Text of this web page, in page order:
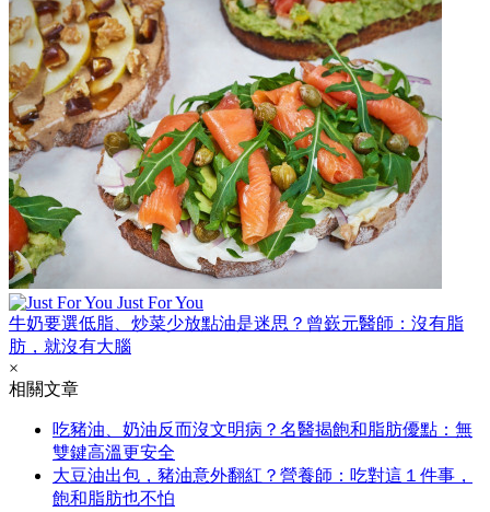
Just For You
牛奶要選低脂、炒菜少放點油是迷思？曾嶔元醫師：沒有脂
肪，就沒有大腦
×
相關文章
吃豬油、奶油反而沒文明病？名醫揭飽和脂肪優點：無
雙鍵高溫更安全
大豆油出包，豬油意外翻紅？營養師：吃對這１件事，
飽和脂肪也不怕